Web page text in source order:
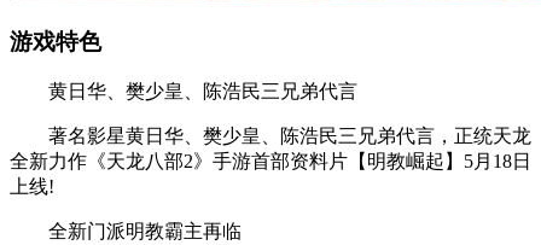
游戏特色
黄日华、樊少皇、陈浩民三兄弟代言
著名影星黄日华、樊少皇、陈浩民三兄弟代言，正统天龙
全新力作《天龙八部2》手游首部资料片【明教崛起】5月18日
上线!
全新门派明教霸主再临